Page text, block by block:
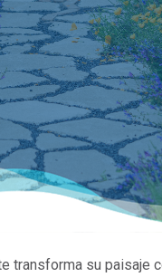
transforma su paisaje